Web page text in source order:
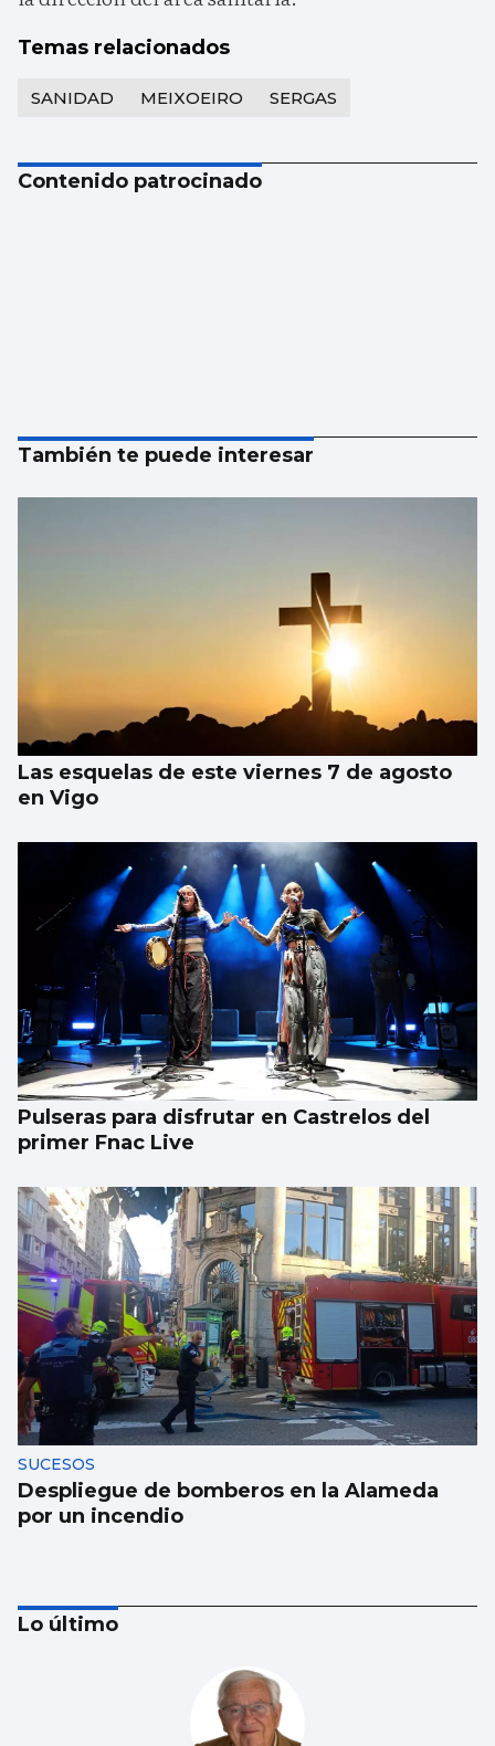
Temas relacionados
SANIDAD MEIXOEIRO SERGAS
Contenido patrocinado
También te puede interesar
Las esquelas de este viernes 7 de agosto
en Vigo
Pulseras para disfrutar en Castrelos del
primer Fnac Live
SUCESOS
Despliegue de bomberos en la Alameda
por un incendio
Lo último